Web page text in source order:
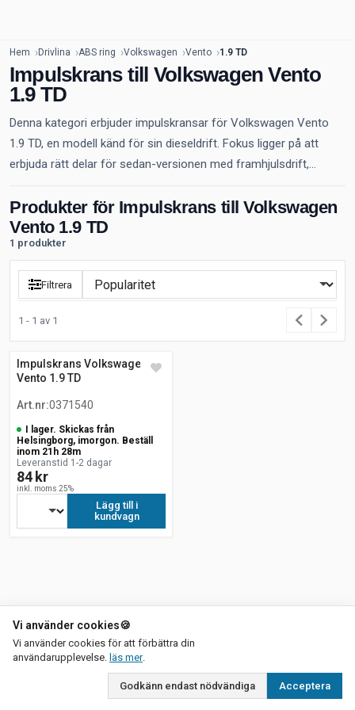
Hem Drivlina ABS ring Volkswagen Vento 1.9 TD
Impulskrans till Volkswagen Vento
1.9 TD
Denna kategori erbjuder impulskransar för Volkswagen Vento
1.9 TD, en modell känd för sin dieseldrift. Fokus ligger på att
erbjuda rätt delar för sedan-versionen med framhjulsdrift,...
Produkter för Impulskrans till Volkswagen
Vento 1.9 TD
1 produkter
Filtrera
1 - 1 av 1
Impulskrans Volkswagen
Vento 1.9 TD
Art.nr:0371540
I lager. Skickas från
Helsingborg, imorgon. Beställ
inom 21h 28m
Leveranstid 1-2 dagar
84 kr
inkl. moms 25%
Lägg till i
kundvagn
Vi använder cookies🍪
Vi använder cookies för att förbättra din
användarupplevelse. läs merom vår integritetspolicy
.
Godkänn endast nödvändiga Acceptera